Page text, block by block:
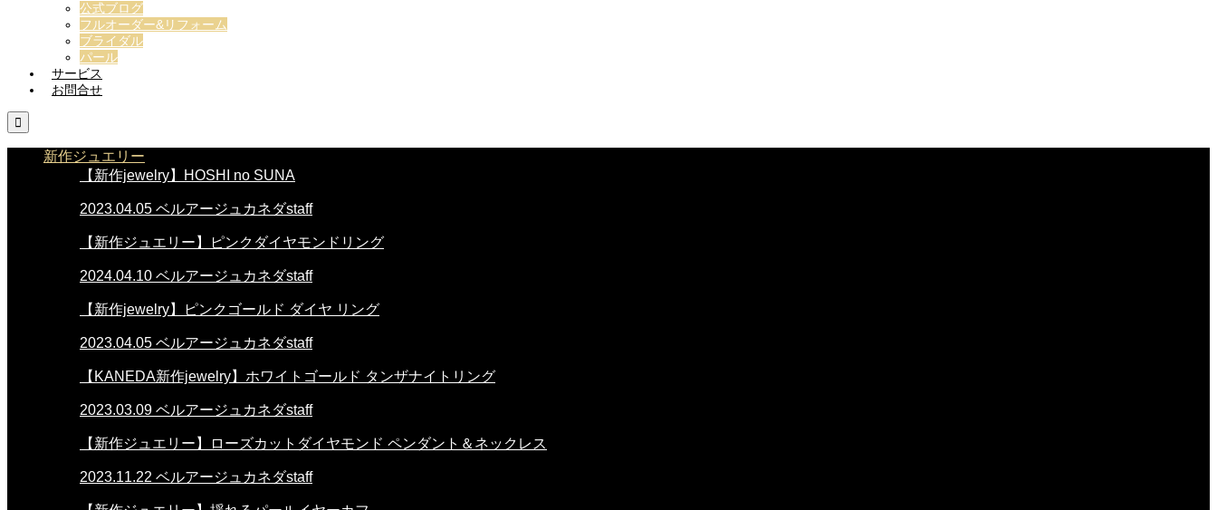
公式ブログ
フルオーダー&リフォーム
ブライダル
パール
サービス
お問合せ

新作ジュエリー
【新作jewelry】HOSHI no SUNA
2023.04.05 ベルアージュカネダstaff
【新作ジュエリー】ピンクダイヤモンドリング
2024.04.10 ベルアージュカネダstaff
【新作jewelry】ピンクゴールド ダイヤ リング
2023.04.05 ベルアージュカネダstaff
【KANEDA新作jewelry】ホワイトゴールド タンザナイトリング
2023.03.09 ベルアージュカネダstaff
【新作ジュエリー】ローズカットダイヤモンド ペンダント＆ネックレス
2023.11.22 ベルアージュカネダstaff